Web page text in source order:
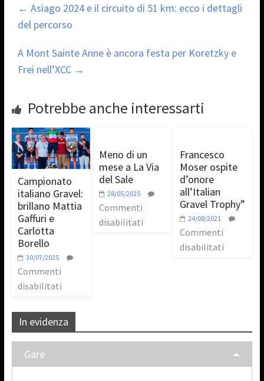
← Asiago 2024 e il circuito di 51 km: ecco i dettagli
del percorso
A Mont Sainte Anne è ancora festa per Koretzky e
Frei nell’XCC →
Potrebbe anche interessarti
Campionato
italiano Gravel:
brillano Mattia
Gaffuri e
Carlotta
Borello
30/07/2025
Commenti
disabilitati
Meno di un
mese a La Via
del Sale
28/05/2025
Commenti
disabilitati
Francesco
Moser ospite
d’onore
all’Italian
Gravel Trophy”
24/08/2021
Commenti
disabilitati
In evidenza
Gare